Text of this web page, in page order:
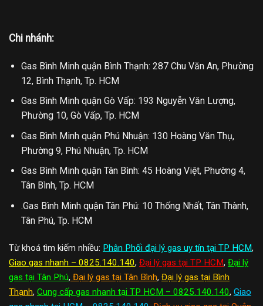
Chi nhánh:
Gas Bình Minh quận Bình Thạnh: 287 Chu Văn An, Phường
12, Bình Thạnh, Tp. HCM
Gas Bình Minh quận Gò Vấp: 193 Nguyễn Văn Lượng,
Phường 10, Gò Vấp, Tp. HCM
Gas Bình Minh quận Phú Nhuận: 130 Hoàng Văn Thụ,
Phường 9, Phú Nhuận, Tp. HCM
Gas Bình Minh quận Tân Bình: 45 Hoàng Việt, Phường 4,
Tân Bình, Tp. HCM
.Gas Bình Minh quận Tân Phú: 10 Thống Nhất, Tân Thành,
Tân Phú, Tp. HCM
Từ khoá tìm kiếm nhiều: Phân Phối đại lý gas uy tín tại TP HCM,
Giao gas nhanh – 0825.140.140, Đại lý gas tại TP HCM, Đại lý
gas tại Tân Phú, Đại lý gas tại Tân Bình, Đại lý gas tại Bình
Thạnh, Cung cấp gas nhanh tại TP HCM – 0825.140.140, Giao